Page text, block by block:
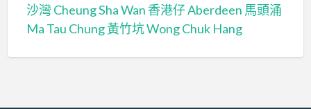
沙灣 Cheung Sha Wan 香港仔 Aberdeen 馬頭涌
Ma Tau Chung黃竹坑 Wong Chuk Hang